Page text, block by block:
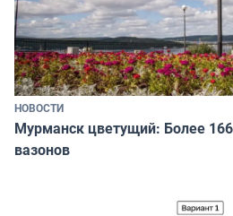
НОВОСТИ
Мурманск цветущий: Более
вазонов